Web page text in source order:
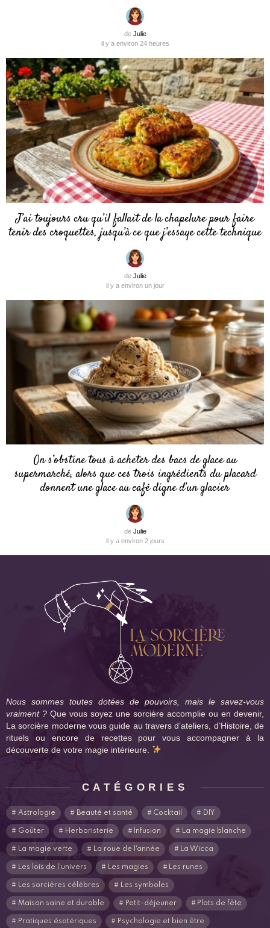
de Julie
il y a environ 24 heures
J’ai toujours cru qu’il fallait de la chapelure pour faire
tenir des croquettes, jusqu’à ce que j’essaye cette technique
de Julie
il y a environ un jour
On s’obstine tous à acheter des bacs de glace au
supermarché, alors que ces trois ingrédients du placard
donnent une glace au café digne d’un glacier
de Julie
il y a environ 2 jours
Nous sommes toutes dotées de pouvoirs, mais le savez-vous
vraiment ? Que vous soyez une sorcière accomplie ou en devenir,
La sorcière moderne vous guide au travers d’ateliers, d’Histoire, de
rituels ou encore de recettes pour vous accompagner à la
découverte de votre magie intérieure.
CATÉGORIES
Astrologie Beauté et santé Cocktail DIY
Goûter Herboristerie Infusion La magie blanche
La magie verte La roue de l'année La Wicca
Les lois de l'univers Les magies Les runes
Les sorcières célèbres Les symboles
Maison saine et durable Petit-déjeuner Plats de fête
Pratiques ésotériques Psychologie et bien être